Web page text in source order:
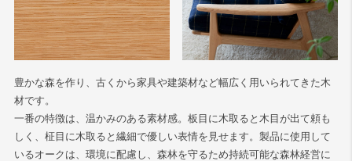
豊かな森を作り、古くから家具や建築材など幅広く用いられてきた木
材です。
一番の特徴は、温かみのある素材感。板目に木取ると木目が出て頼も
しく、柾目に木取ると繊細で優しい表情を見せます。製品に使用して
いるオークは、環境に配慮し、森林を守るため持続可能な森林経営に